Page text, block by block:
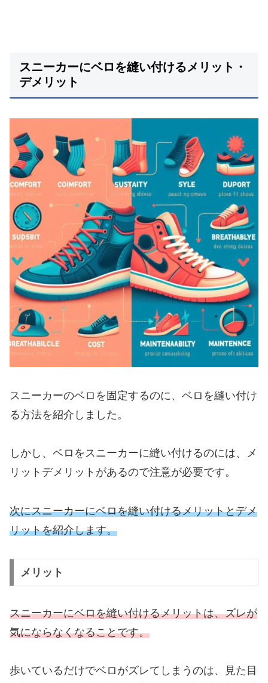
スニーカーにベロを縫い付けるメリット・
デメリット
スニーカーのベロを固定するのに、ベロを縫い付け
る方法を紹介しました。
しかし、ベロをスニーカーに縫い付けるのには、メ
リットデメリットがあるので注意が必要です。
次にスニーカーにベロを縫い付けるメリットとデメ
リットを紹介します。
メリット
スニーカーにベロを縫い付けるメリットは、ズレが
気にならなくなることです。
歩いているだけでベロがズレてしまうのは、見た目